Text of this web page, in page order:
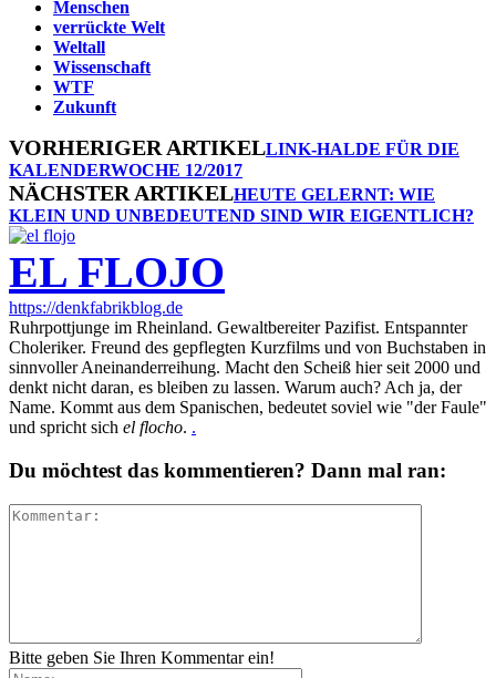
Menschen
verrückte Welt
Weltall
Wissenschaft
WTF
Zukunft
VORHERIGER ARTIKELLINK-HALDE FÜR DIE
KALENDERWOCHE 12/2017
NÄCHSTER ARTIKELHEUTE GELERNT: WIE
KLEIN UND UNBEDEUTEND SIND WIR EIGENTLICH?
EL FLOJO
https://denkfabrikblog.de
Ruhrpottjunge im Rheinland. Gewaltbereiter Pazifist. Entspannter
Choleriker. Freund des gepflegten Kurzfilms und von Buchstaben in
sinnvoller Aneinanderreihung. Macht den Scheiß hier seit 2000 und
denkt nicht daran, es bleiben zu lassen. Warum auch? Ach ja, der
Name. Kommt aus dem Spanischen, bedeutet soviel wie "der Faule"
und spricht sich el flocho. .
Du möchtest das kommentieren? Dann mal ran:
Bitte geben Sie Ihren Kommentar ein!